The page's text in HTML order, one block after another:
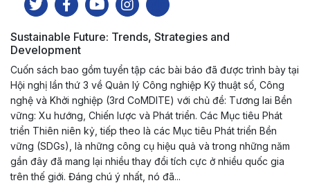
Sustainable Future: Trends, Strategies and
Development
Cuốn sách bao gồm tuyển tập các bài báo đã được trình bày tại
Hội nghị lần thứ 3 về Quản lý Công nghiệp Kỹ thuật số, Công
nghệ và Khởi nghiệp (3rd CoMDITE) với chủ đề: Tương lai Bền
vững: Xu hướng, Chiến lược và Phát triển. Các Mục tiêu Phát
triển Thiên niên kỷ, tiếp theo là các Mục tiêu Phát triển Bền
vững (SDGs), là những công cụ hiệu quả và trong những năm
gần đây đã mang lại nhiều thay đổi tích cực ở nhiều quốc gia
trên thế giới. Đáng chú ý nhất, nó đã...